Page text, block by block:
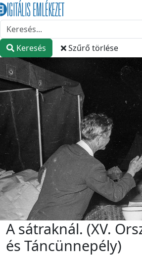
Keresés Szűrő törlése
A sátraknál. (XV.
és Táncünnepély)